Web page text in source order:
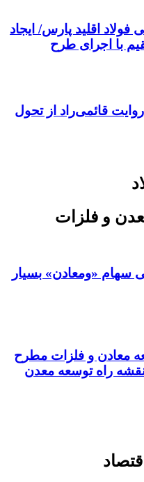
ملی فولاد اقلید پارس/ ایجاد
قائمی‌راد از تحول
و فلزات
«ومعادن» بسیار
معادن و فلزات مطرح
راه توسعه معدن